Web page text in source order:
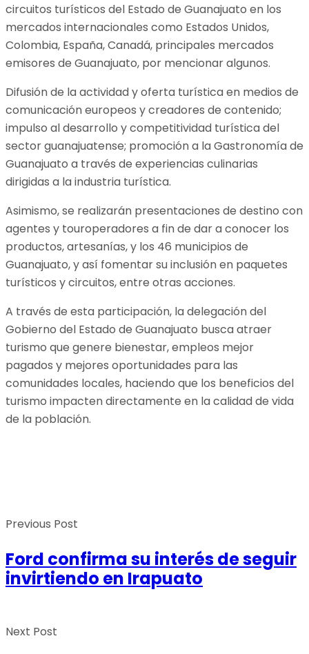
circuitos turísticos del Estado de Guanajuato en los
mercados internacionales como Estados Unidos,
Colombia, España, Canadá, principales mercados
emisores de Guanajuato, por mencionar algunos.
Difusión de la actividad y oferta turística en medios de
comunicación europeos y creadores de contenido;
impulso al desarrollo y competitividad turística del
sector guanajuatense; promoción a la Gastronomía de
Guanajuato a través de experiencias culinarias
dirigidas a la industria turística.
Asimismo, se realizarán presentaciones de destino con
agentes y touroperadores a fin de dar a conocer los
productos, artesanías, y los 46 municipios de
Guanajuato, y así fomentar su inclusión en paquetes
turísticos y circuitos, entre otras acciones.
A través de esta participación, la delegación del
Gobierno del Estado de Guanajuato busca atraer
turismo que genere bienestar, empleos mejor
pagados y mejores oportunidades para las
comunidades locales, haciendo que los beneficios del
turismo impacten directamente en la calidad de vida
de la población.
Previous Post
Ford confirma su interés de seguir
invirtiendo en Irapuato
Next Post